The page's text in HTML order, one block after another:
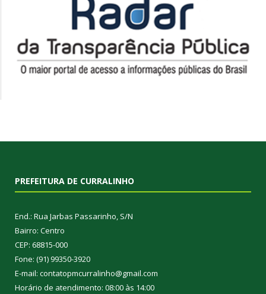
PREFEITURA DE CURRALINHO
End.: Rua Jarbas Passarinho, S/N
Bairro: Centro
CEP: 68815-000
Fone: (91) 99350-3920
E-mail: contatopmcurralinho@gmail.com
Horário de atendimento: 08:00 às 14:00